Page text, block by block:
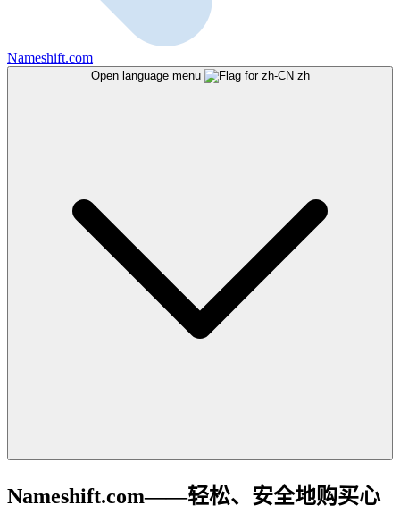
Nameshift.com
Open language menu zh
Nameshift.com——轻松、安全地购买心